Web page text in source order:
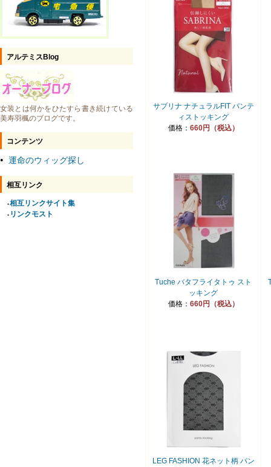
サブリナ ナチュラルFIT パンテ
ィストッキング
価格： 660円（税込）
Tuche バタフライタトゥ スト
ッキング
価格： 660円（税込）
LEG FASHION 花ネット柄 パン
アルテミスBlog
女装とは何かをひたすら書き続けている
美寿羽楓のブログです。
コンテンツ
● 運命のウィッグ探し
相互リンク
●相互リンクサイト集
● リンクモスト